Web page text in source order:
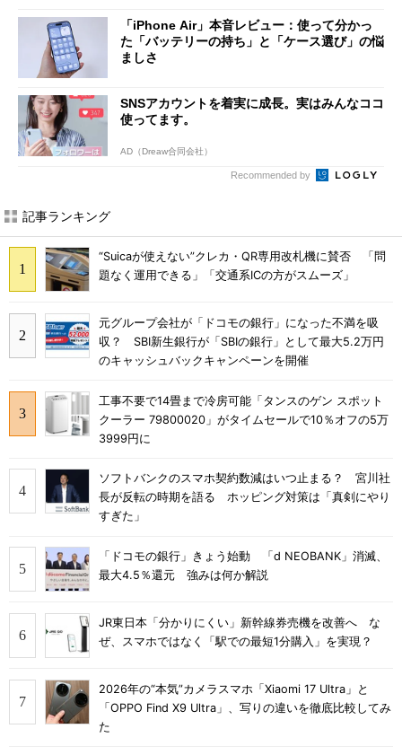
「iPhone Air」本音レビュー：使って分かっ
た「バッテリーの持ち」と「ケース選び」の悩
ましさ
SNSアカウントを着実に成長。実はみんなココ
使ってます。
AD（Dreaw合同会社）
Recommended by
記事ランキング
“Suicaが使えない”クレカ・QR専用改札機に賛否 「問
題なく運用できる」「交通系ICの方がスムーズ」
元グループ会社が「ドコモの銀行」になった不満を吸
収？ SBI新生銀行が「SBIの銀行」として最大5.2万円
のキャッシュバックキャンペーンを開催
工事不要で14畳まで冷房可能「タンスのゲン スポット
クーラー 79800020」がタイムセールで10％オフの5万
3999円に
ソフトバンクのスマホ契約数減はいつ止まる？ 宮川社
長が反転の時期を語る ホッピング対策は「真剣にやり
すぎた」
「ドコモの銀行」きょう始動 「d NEOBANK」消滅、
最大4.5％還元 強みは何か解説
JR東日本「分かりにくい」新幹線券売機を改善へ な
ぜ、スマホではなく「駅での最短1分購入」を実現？
2026年の“本気”カメラスマホ「Xiaomi 17 Ultra」と
「OPPO Find X9 Ultra」、写りの違いを徹底比較してみ
た